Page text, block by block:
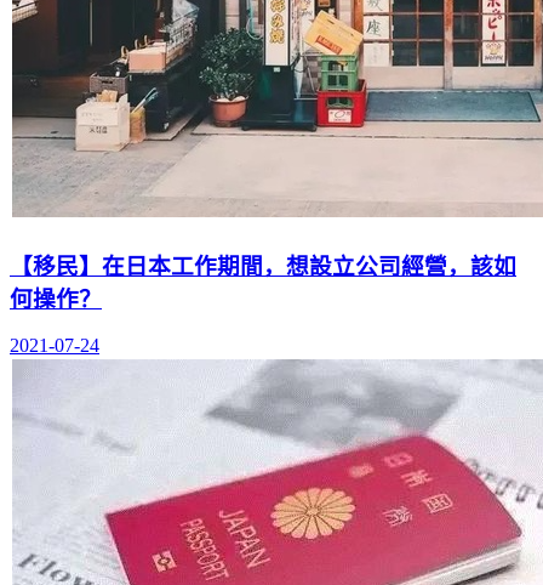
【移民】在日本工作期間，想設立公司經營，該如
何操作？
2021-07-24